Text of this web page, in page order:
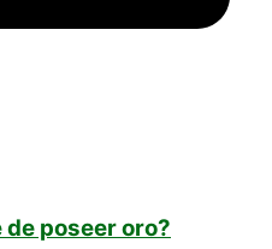
poseer oro?